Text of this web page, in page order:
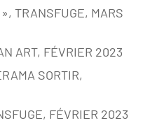
TRANSFUGE, MARS
ART, FÉVRIER 2023
SORTIR,
FÉVRIER 2023